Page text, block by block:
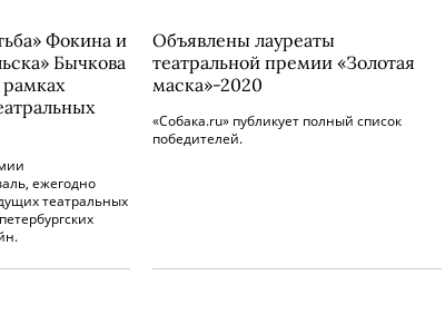
Фокина и
Бычкова
ежегодно
театральных
Объявлены лауреаты
театральной премии «Золотая
маска»-2020
«Собака.ru» публикует полный список
победителей.